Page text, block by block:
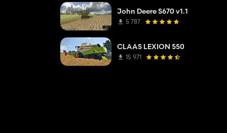
John Deere S670 v1.1
5 787
CLAAS LEXION 550
15 971